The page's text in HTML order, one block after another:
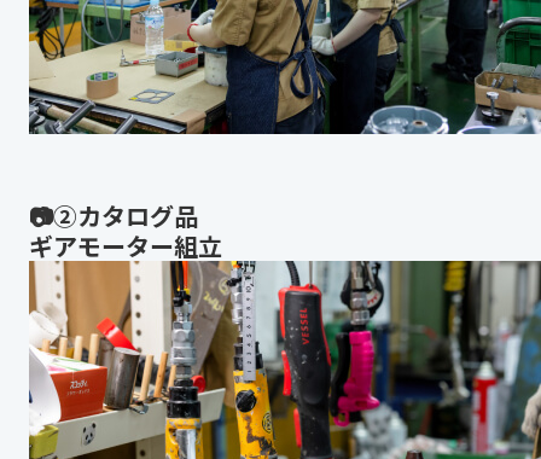
📷②カタログ品
ギアモーター組立